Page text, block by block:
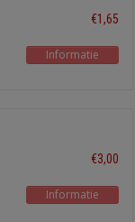
€1,65
Informatie
€3,00
Informatie